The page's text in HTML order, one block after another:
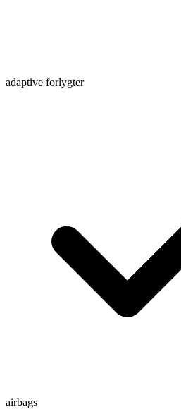
adaptive forlygter
airbags